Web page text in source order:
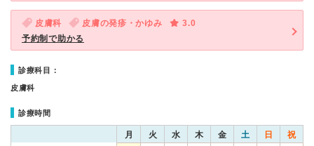
皮膚科 皮膚の発疹・かゆみ
3.0
予約制で助かる
診療科目：
皮膚科
診療時間
月 火 水 木 金 土 日 祝